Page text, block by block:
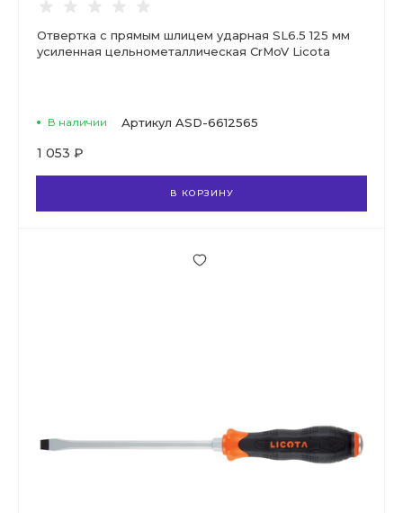
Отвертка с прямым шлицем ударная SL6.5 125 мм
усиленная цельнометаллическая CrMoV Licota
В наличии Артикул ASD-6612565
1 053 ₽
В КОРЗИНУ